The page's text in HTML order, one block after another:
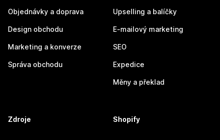
Objednávky a doprava
Design obchodu
Marketing a konverze
Správa obchodu
Upselling a balíčky
E-mailový marketing
SEO
Expedice
Měny a překlad
Zdroje Shopify